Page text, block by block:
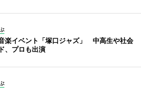
楽イベント「塚口ジャズ」 中高生や社会
、プロも出演